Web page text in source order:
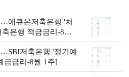
애큐온저축은행 '처
은행 적금금리-8월
저축은행 '정기예
금금리-8월 1주]